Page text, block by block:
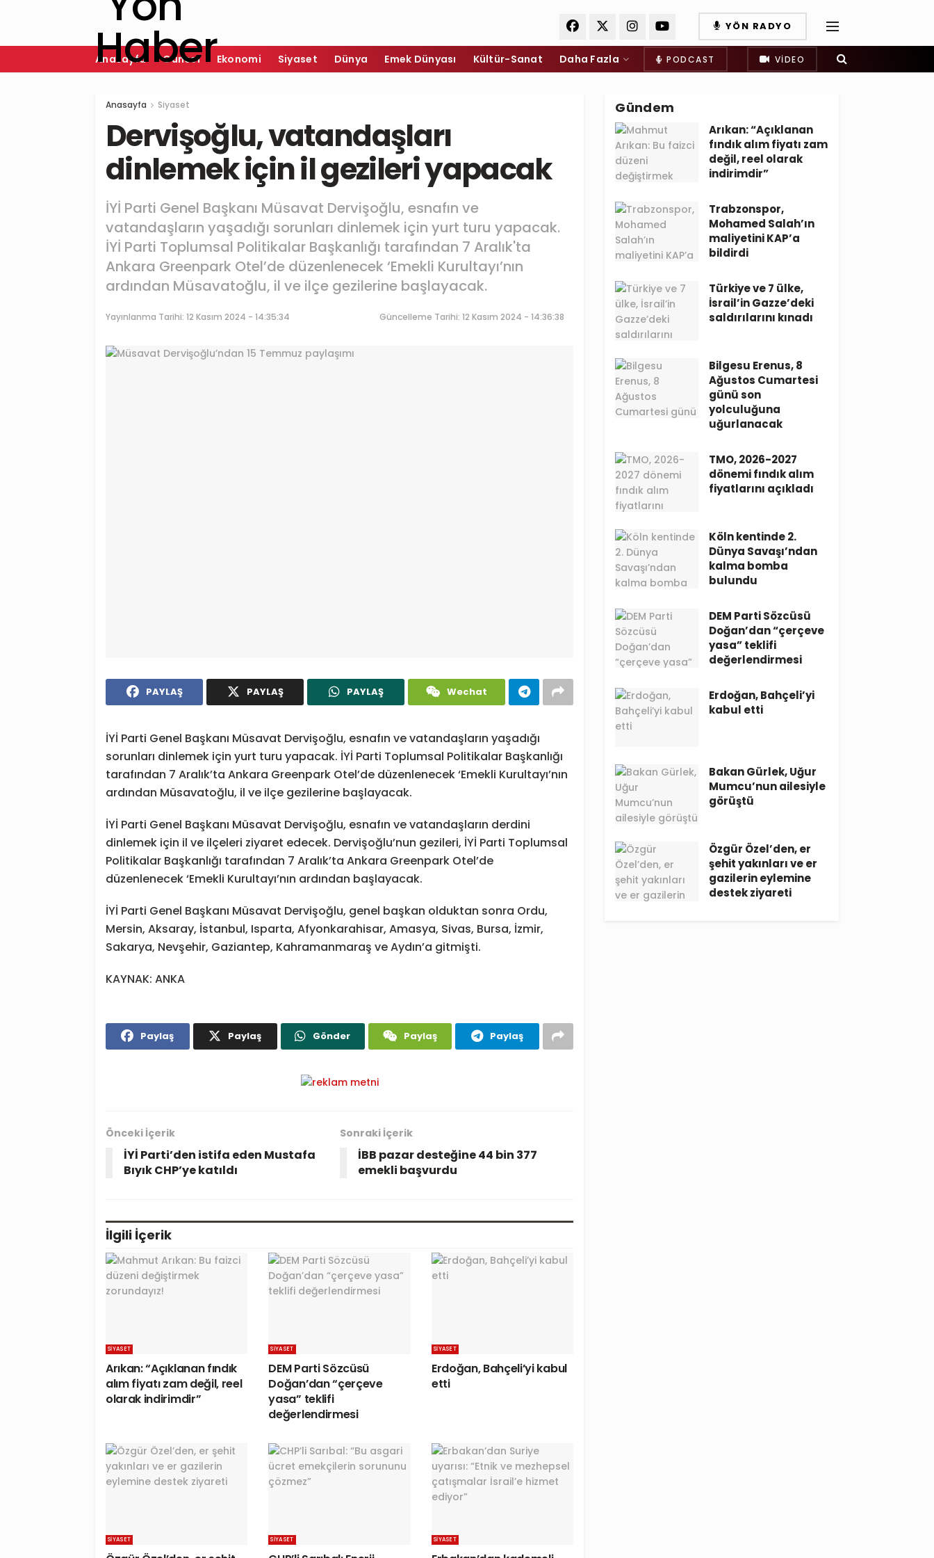
YÖN RADYO
Anasayfa Güncel Ekonomi Siyaset Dünya Emek Dünyası Kültür-Sanat Daha Fazla PODCAST VIDEO
Anasayfa Siyaset
Dervişoğlu, vatandaşları
dinlemek için il gezileri yapacak
İYİ Parti Genel Başkanı Müsavat Dervişoğlu, esnafın ve
vatandaşların yaşadığı sorunları dinlemek için yurt turu yapacak.
İYİ Parti Toplumsal Politikalar Başkanlığı tarafından 7 Aralık'ta
Ankara Greenpark Otel’de düzenlenecek ‘Emekli Kurultayı’nın
ardından Müsavatoğlu, il ve ilçe gezilerine başlayacak.
Yayınlanma Tarihi: 12 Kasım 2024 - 14:35:34 Güncelleme Tarihi: 12 Kasım 2024 - 14:36:38
PAYLAŞ PAYLAŞ PAYLAŞ Wechat
İYİ Parti Genel Başkanı Müsavat Dervişoğlu, esnafın ve vatandaşların yaşadığı
sorunları dinlemek için yurt turu yapacak. İYİ Parti Toplumsal Politikalar Başkanlığı
tarafından 7 Aralık’ta Ankara Greenpark Otel’de düzenlenecek ‘Emekli Kurultayı’nın
ardından Müsavatoğlu, il ve ilçe gezilerine başlayacak.
İYİ Parti Genel Başkanı Müsavat Dervişoğlu, esnafın ve vatandaşların derdini
dinlemek için il ve ilçeleri ziyaret edecek. Dervişoğlu’nun gezileri, İYİ Parti Toplumsal
Politikalar Başkanlığı tarafından 7 Aralık’ta Ankara Greenpark Otel’de
düzenlenecek ‘Emekli Kurultayı’nın ardından başlayacak.
İYİ Parti Genel Başkanı Müsavat Dervişoğlu, genel başkan olduktan sonra Ordu,
Mersin, Aksaray, İstanbul, Isparta, Afyonkarahisar, Amasya, Sivas, Bursa, İzmir,
Sakarya, Nevşehir, Gaziantep, Kahramanmaraş ve Aydın’a gitmişti.
KAYNAK: ANKA
Paylaş Paylaş Gönder Paylaş Paylaş
Önceki İçerik
İYİ Parti’den istifa eden Mustafa
Bıyık CHP’ye katıldı
Sonraki İçerik
İBB pazar desteğine 44 bin 377
emekli başvurdu
İlgili İçerik
SIYASET
Arıkan: “Açıklanan fındık
alım fiyatı zam değil, reel
olarak indirimdir”
SIYASET
DEM Parti Sözcüsü
Doğan’dan “çerçeve
yasa” teklifi
değerlendirmesi
SIYASET
Erdoğan, Bahçeli’yi kabul
etti
SIYASET SIYASET SIYASET
Gündem
Arıkan: “Açıklanan
fındık alım fiyatı zam
değil, reel olarak
indirimdir”
Trabzonspor,
Mohamed Salah’ın
maliyetini KAP’a
bildirdi
Türkiye ve 7 ülke,
İsrail’in Gazze’deki
saldırılarını kınadı
Bilgesu Erenus, 8
Ağustos Cumartesi
günü son
yolculuğuna
uğurlanacak
TMO, 2026-2027
dönemi fındık alım
fiyatlarını açıkladı
Köln kentinde 2.
Dünya Savaşı’ndan
kalma bomba
bulundu
DEM Parti Sözcüsü
Doğan’dan “çerçeve
yasa” teklifi
değerlendirmesi
Erdoğan, Bahçeli’yi
kabul etti
Bakan Gürlek, Uğur
Mumcu’nun ailesiyle
görüştü
Özgür Özel’den, er
şehit yakınları ve er
gazilerin eylemine
destek ziyareti